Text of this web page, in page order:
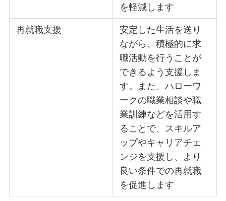
を軽減します
再就職支援
安定した生活を送り
ながら、積極的に求
職活動を行うことが
できるよう支援しま
す。また、ハローワ
ークの職業相談や職
業訓練などを活用す
ることで、スキルア
ップやキャリアチェ
ンジを支援し、より
良い条件での再就職
を促進します